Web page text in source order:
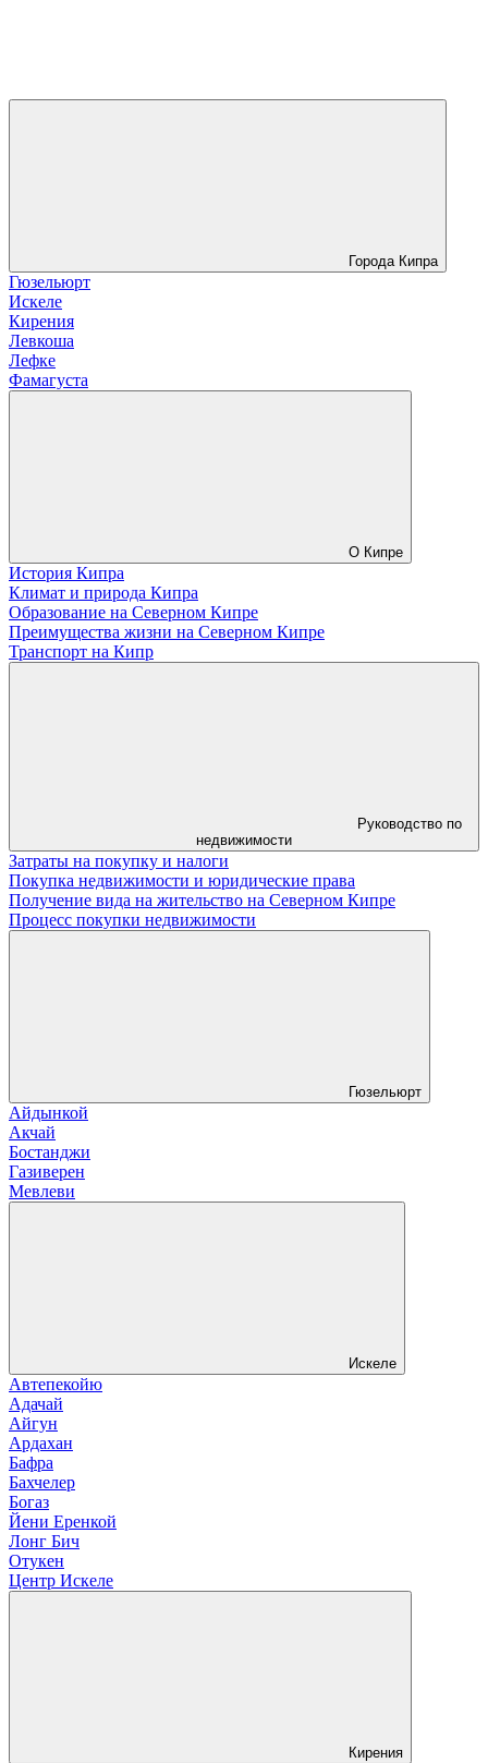
Города Кипра
Гюзельюрт
Искеле
Кирения
Левкоша
Лефке
Фамагуста
О Кипре
История Кипра
Климат и природа Кипра
Образование на Северном Кипре
Преимущества жизни на Северном Кипре
Транспорт на Кипр
Руководство по
недвижимости
Затраты на покупку и налоги
Покупка недвижимости и юридические права
Получение вида на жительство на Северном Кипре
Процесс покупки недвижимости
Гюзельюрт
Айдынкой
Акчай
Бостанджи
Газиверен
Мевлеви
Искеле
Автепекойю
Адачай
Айгун
Ардахан
Бафра
Бахчелер
Богаз
Йени Еренкой
Лонг Бич
Отукен
Центр Искеле
Кирения